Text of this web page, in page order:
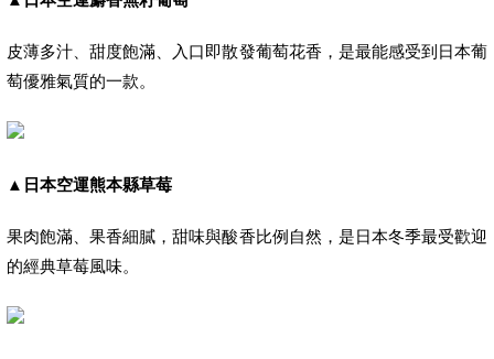
皮薄多汁、甜度飽滿、入口即散發葡萄花香，是最能感受到日本葡
萄優雅氣質的一款。
▲ 日本空運熊本縣草莓
果肉飽滿、果香細膩，甜味與酸香比例自然，是日本冬季最受歡迎
的經典草莓風味。